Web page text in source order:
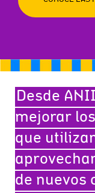
Desde
mejorar
que
de nuevos